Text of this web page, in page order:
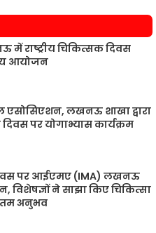
राष्ट्रीय चिकित्सक दिवस
आयोजन
एसोसिएशन, लखनऊ शाखा द्वारा
दिवस पर योगाभ्यास कार्यक्रम
पर आईएमए (IMA) लखनऊ
विशेषज्ञों ने साझा किए चिकित्सा
अनुभव